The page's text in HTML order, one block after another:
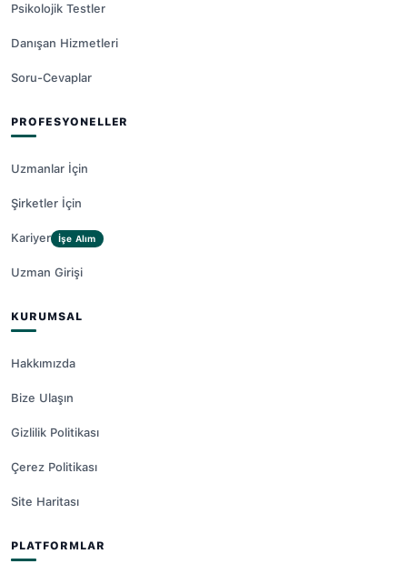
Psikolojik Testler
Danışan Hizmetleri
Soru-Cevaplar
PROFESYONELLER
Uzmanlar İçin
Şirketler İçin
Kariyer İşe Alım
Uzman Girişi
KURUMSAL
Hakkımızda
Bize Ulaşın
Gizlilik Politikası
Çerez Politikası
Site Haritası
PLATFORMLAR